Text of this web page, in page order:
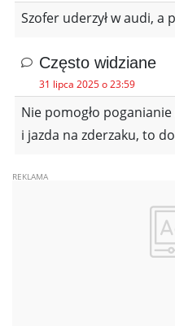
Szofer uderzył w audi, a
Często widziane
31 lipca 2025 o 23:59
Nie pomogło
i jazda na zderzaku, to